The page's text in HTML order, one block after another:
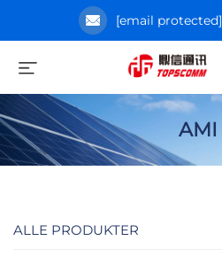
[email protected]
AMI
ALLE PRODUKTER